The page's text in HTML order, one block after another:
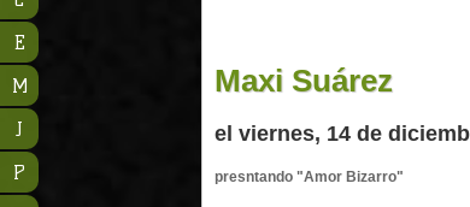
Maxi Suárez
el viernes, 14 de
presntando "Amor Bizarro"
E
M
J
P